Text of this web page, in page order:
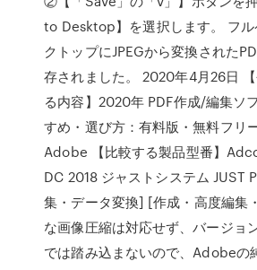
to Desktop】を選択します。 フル
クトップにJPEGから変換された
存されました。 2020年4月26日
る内容】2020年 PDF作成/編集ソ
すめ・選び方：有料版・無料フリ
Adobe 【比較する製品型番】
DC 2018 ジャストシステム JUST
集・データ変換] [作成・高度編集
な画像圧縮は対応せず、バージョ
では踏み込まないので、Adobeの